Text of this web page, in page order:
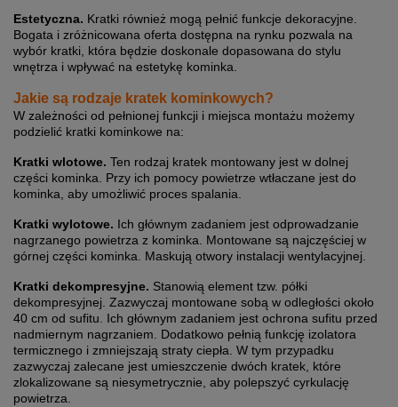
Estetyczna. Kratki również mogą pełnić funkcje dekoracyjne.
Bogata i zróżnicowana oferta dostępna na rynku pozwala na
wybór kratki, która będzie doskonale dopasowana do stylu
wnętrza i wpływać na estetykę kominka.
Jakie są rodzaje kratek kominkowych?
W zależności od pełnionej funkcji i miejsca montażu możemy
podzielić kratki kominkowe na:
Kratki wlotowe. Ten rodzaj kratek montowany jest w dolnej
części kominka. Przy ich pomocy powietrze wtłaczane jest do
kominka, aby umożliwić proces spalania.
Kratki wylotowe. Ich głównym zadaniem jest odprowadzanie
nagrzanego powietrza z kominka. Montowane są najczęściej w
górnej części kominka. Maskują otwory instalacji wentylacyjnej.
Kratki dekompresyjne. Stanowią element tzw. półki
dekompresyjnej. Zazwyczaj montowane sobą w odległości około
40 cm od sufitu. Ich głównym zadaniem jest ochrona sufitu przed
nadmiernym nagrzaniem. Dodatkowo pełnią funkcję izolatora
termicznego i zmniejszają straty ciepła. W tym przypadku
zazwyczaj zalecane jest umieszczenie dwóch kratek, które
zlokalizowane są niesymetrycznie, aby polepszyć cyrkulację
powietrza.